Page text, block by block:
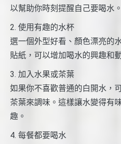
以幫助你時刻提醒自己要喝水。
2. 使用有趣的水杯
選一個外型好看、顏色漂亮的
貼紙，可以增加喝水的興趣和
3. 加入水果或茶葉
如果你不喜歡普通的白開水，
茶葉來調味。這樣讓水變得有
趣。
4. 每餐都要喝水